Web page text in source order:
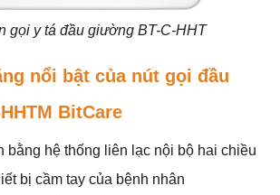
gọi y tá đầu giường BT-C-HHT
nổi bật của nút gọi đầu
BitCare
bằng hệ thống liên lạc nội bộ hai chiều
bị cầm tay của bệnh nhân